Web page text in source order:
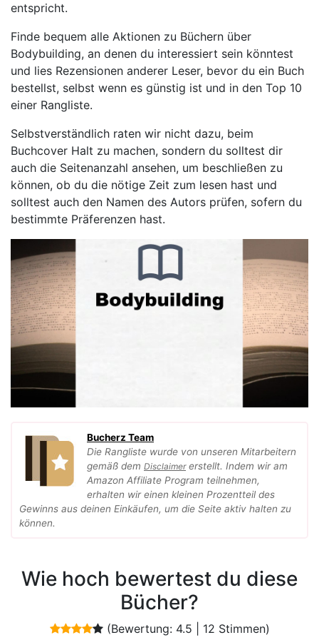
entspricht.
Finde bequem alle Aktionen zu Büchern über
Bodybuilding, an denen du interessiert sein könntest
und lies Rezensionen anderer Leser, bevor du ein Buch
bestellst, selbst wenn es günstig ist und in den Top 10
einer Rangliste.
Selbstverständlich raten wir nicht dazu, beim
Buchcover Halt zu machen, sondern du solltest dir
auch die Seitenanzahl ansehen, um beschließen zu
können, ob du die nötige Zeit zum lesen hast und
solltest auch den Namen des Autors prüfen, sofern du
bestimmte Präferenzen hast.
Bucherz Team
Die Rangliste wurde von unseren Mitarbeitern
gemäß dem Disclaimererstellt. Indem wir am
Amazon Affiliate Program teilnehmen,
erhalten wir einen kleinen Prozentteil des
Gewinns aus deinen Einkäufen, um die Seite aktiv halten zu
können.
Wie hoch bewertest du diese
Bücher?
(Bewertung: 4.5 12 Stimmen)